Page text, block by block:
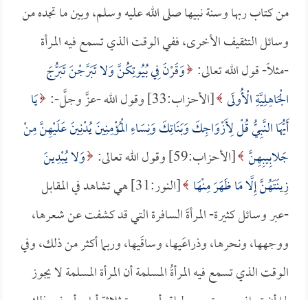
من كتاب ربها وسنة نبيها صلى الله عليه وسلم، وبين ما تجده من
وسائل التثقيف الأخرى، ففي الوقت الذي تسمع فيه المرأة
-مثلاً- قول الله تعالى: وَقَرْنَ فِي بُيُوتِكُنَّ وَلا تَبَرَّجْنَ تَبَرُّجَ
الْجَاهِلِيَّةِ الْأُولَى [الأحزاب:33] وقول الله -عزَّ وجلَّ-:
يَا
أَيُّهَا النَّبِيُّ قُلْ لِأَزْوَاجِكَ وَبَنَاتِكَ وَنِسَاءِ الْمُؤْمِنِينَ يُدْنِينَ عَلَيْهِنَّ مِنْ
جَلابِيبِهِنَّ [الأحزاب:59] وقول الله تعالى:
وَلا يُبْدِينَ
زِينَتَهُنَّ إِلَّا مَا ظَهَرَ مِنْهَا
[النور:31] هي تشاهد في المقابل
-عبر وسائل كثيرة- المرأةَ السافرة التي قد كشفت عن شعرها،
ووجهها، ونحرها، وذراعَيها، وساقَيها، وربما أكثر من ذلك، وفي
الوقت الذي تسمع فيه المرأةُ المسلمة أن المرأة المسلمة لا يجوز